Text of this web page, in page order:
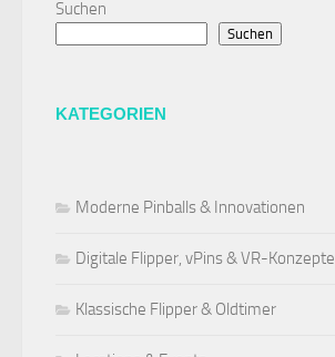
Suchen
Suchen
KATEGORIEN
Moderne Pinballs & Innovationen
Digitale Flipper, vPins & VR-Konzepte
Klassische Flipper & Oldtimer